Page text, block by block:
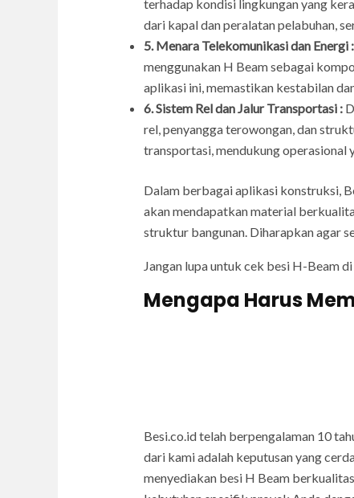
terhadap kondisi lingkungan yang
dari kapal dan peralatan pelabuhan,
5. Menara Telekomunikasi dan Energi :
menggunakan H Beam sebagai
aplikasi ini, memastikan kestabilan
6. Sistem Rel dan Jalur Transportasi :
rel, penyangga terowongan, dan
transportasi, mendukung operasional
Dalam berbagai aplikasi konstruksi,
akan mendapatkan material
struktur bangunan. Diharapkan agar
Jangan lupa untuk cek besi H-Beam di
Mengapa Harus
Besi.co.id telah berpengalaman 10
dari kami adalah keputusan yang
menyediakan besi H Beam